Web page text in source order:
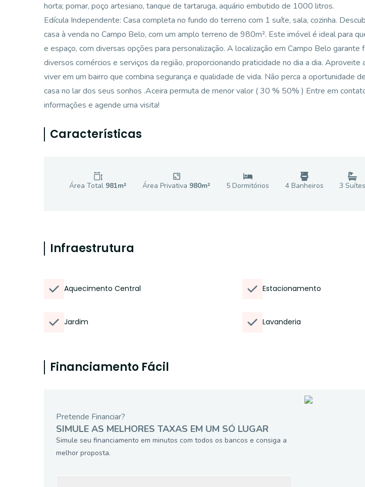
horta; pomar, poço artesiano, tanque de tartaruga, aquário embutido de 1000 litros.
Edícula Independente: Casa completa no fundo do terreno com 1 suíte, sala, cozinha.
casa à venda no Campo Belo, com um amplo terreno de 980m². Este imóvel é ideal para
e espaço, com diversas opções para personalização. A localização em Campo Belo garante
diversos comércios e serviços da região, proporcionando praticidade no dia a dia. Aproveite
viver em um bairro que combina segurança e qualidade de vida. Não perca a oportunidade
casa no lar dos seus sonhos .Aceira permuta de menor valor ( 30 % 50% ) Entre em
informações e agende uma visita!
Características
Área Total 981m² Área Privativa 980m² 5 Dormitórios 4Banheiros 3 Suítes
Infraestrutura
Aquecimento Central Estacionamento
Jardim Lavanderia
Financiamento Fácil
Pretende Financiar?
SIMULE AS MELHORES TAXAS EM UM SÓ LUGAR
Simule seu financiamento em minutos com todos os bancos e consiga a
melhor proposta.